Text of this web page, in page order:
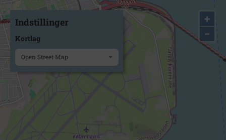
+
−
Indstillinger
Kortlag
Open Street Map